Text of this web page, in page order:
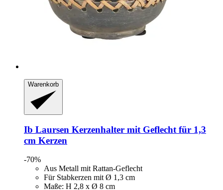
Warenkorb
Ib Laursen Kerzenhalter mit Geflecht für 1,3
cm Kerzen
-70%
Aus Metall mit Rattan-Geflecht
Für Stabkerzen mit Ø 1,3 cm
Maße: H 2,8 x Ø 8 cm